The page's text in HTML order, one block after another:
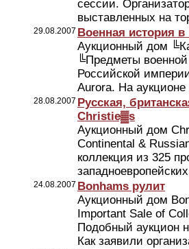
сессии.
выставленных на
29.08.2007 Военная история
Аукционный дом
╚Предметы
Российской
Aurora. На
28.08.2007 Русская,
Christie▓s
Аукционный дом
Continental &
коллекция из 325
24.08.2007 Bonhams рулит
Аукционный дом
Important Sale of
Подобный аукцион
Как заявили